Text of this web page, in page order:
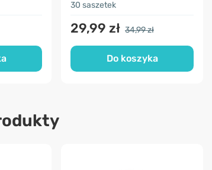
30 saszetek
29,99 zł 34,99 zł
Do koszyka